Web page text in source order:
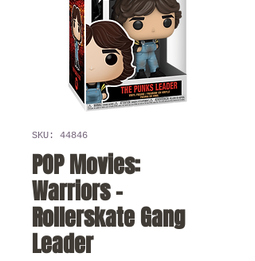
SKU: 44846
POP Movies:
Warriors -
Rollerskate Gang
Leader